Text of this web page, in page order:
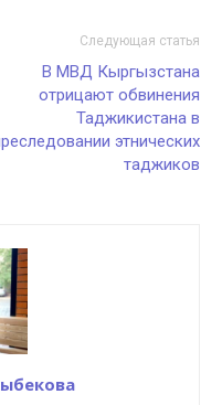
Следующая статья
В МВД Кыргызстана
отрицают обвинения
Таджикистана в
этнических
таджиков